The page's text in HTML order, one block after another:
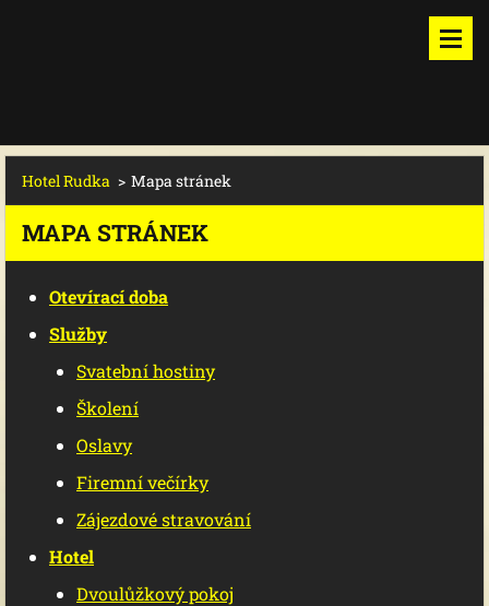
Hotel Rudka > Mapa stránek
MAPA STRÁNEK
Otevírací doba
Služby
Svatební hostiny
Školení
Oslavy
Firemní večírky
Zájezdové stravování
Hotel
Dvoulůžkový pokoj